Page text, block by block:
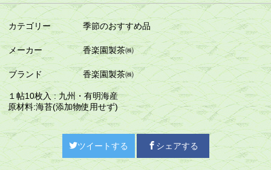
カテゴリー 季節のおすすめ品
メーカー 香楽園製茶㈱
ブランド 香楽園製茶㈱
１帖10枚入 : 九州・有明海産
原材料:海苔(添加物使用せず)
ツイートする シェアする